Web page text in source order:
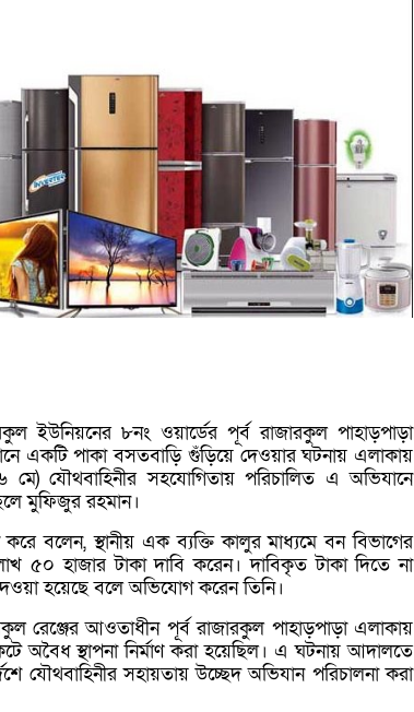
ইউনিয়নের ৮নং ওয়ার্ডের পূর্ব রাজারকুল পাহাড়পাড়া
একটি পাকা বসতবাড়ি গুঁড়িয়ে দেওয়ার ঘটনায় এলাকায়
মে) যৌথবাহিনীর সহযোগিতায় পরিচালিত এ অভিযানে
মুফিজুর রহমান।
বলেন, স্থানীয় এক ব্যক্তি কালুর মাধ্যমে বন বিভাগের
৫০ হাজার টাকা দাবি করেন। দাবিকৃত টাকা দিতে না
হয়েছে বলে অভিযোগ করেন তিনি।
রেঞ্জের আওতাধীন পূর্ব রাজারকুল পাহাড়পাড়া এলাকায়
অবৈধ স্থাপনা নির্মাণ করা হয়েছিল। এ ঘটনায় আদালতে
যৌথবাহিনীর সহায়তায় উচ্ছেদ অভিযান পরিচালনা করা